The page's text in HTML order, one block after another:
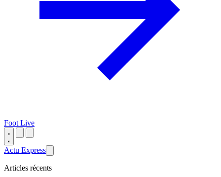
Foot Live
Actu Express
Articles récents